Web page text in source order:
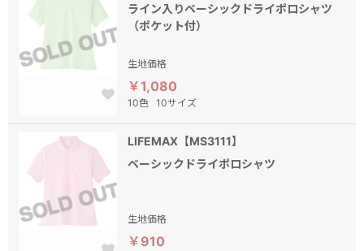
ライン入りベーシックドライポロシャツ
（ポケット付）
生地価格
￥1,080
10色 10サイズ
LIFEMAX【MS3111】
ベーシックドライポロシャツ
生地価格
￥910